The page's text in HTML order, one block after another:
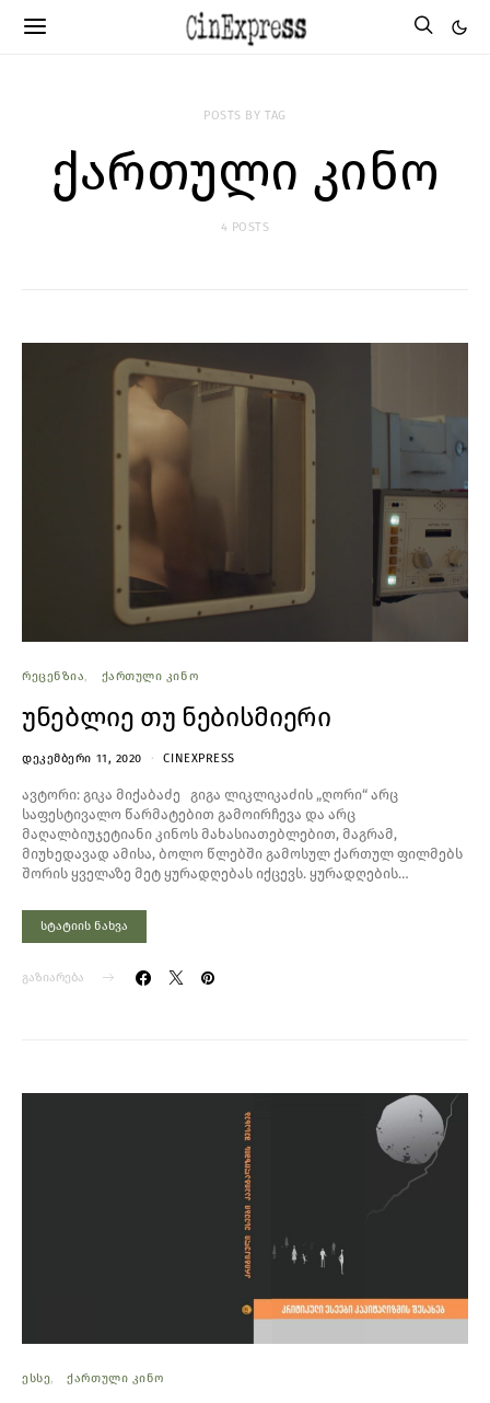
POSTS BY TAG
ქართული კინო
4 POSTS
ᲠᲔᲪᲔᲜᲖᲘᲐ ᲥᲐᲠᲗᲣᲚᲘ ᲙᲘᲜᲝ
უნებლიე თუ ნებისმიერი
ᲓᲔᲙᲔᲛᲑᲔᲠᲘ 11, 2020 CINEXPRESS
ავტორი: გიკა მიქაბაძე გიგა ლიკლიკაძის „ღორი“ არც
საფესტივალო წარმატებით გამოირჩევა და არც
მაღალბიუჯეტიანი კინოს მახასიათებლებით, მაგრამ,
მიუხედავად ამისა, ბოლო წლებში გამოსულ ქართულ ფილმებს
შორის ყველაზე მეტ ყურადღებას იქცევს. ყურადღების…
სტატიის ნახვა
გაზიარება
ᲔᲡᲡᲔ ᲥᲐᲠᲗᲣᲚᲘ ᲙᲘᲜᲝ